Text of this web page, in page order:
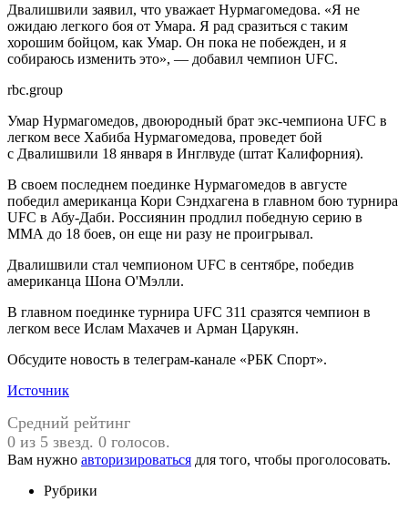
Двалишвили заявил, что уважает Нурмагомедова. «Я не
ожидаю легкого боя от Умара. Я рад сразиться с таким
хорошим бойцом, как Умар. Он пока не побежден, и я
собираюсь изменить это», — добавил чемпион UFC.
rbc.group
Умар Нурмагомедов, двоюродный брат экс-чемпиона UFC в
легком весе Хабиба Нурмагомедова, проведет бой
с Двалишвили 18 января в Инглвуде (штат Калифорния).
В своем последнем поединке Нурмагомедов в августе
победил американца Кори Сэндхагена в главном бою турнира
UFC в Абу-Даби. Россиянин продлил победную серию в
ММА до 18 боев, он еще ни разу не проигрывал.
Двалишвили стал чемпионом UFC в сентябре, победив
американца Шона О'Мэлли.
В главном поединке турнира UFC 311 сразятся чемпион в
легком весе Ислам Махачев и Арман Царукян.
Обсудите новость в телеграм-канале «РБК Спорт».
Источник
Средний рейтинг
0 из 5 звезд. 0 голосов.
Вам нужно авторизироваться для того, чтобы проголосовать.
Рубрики